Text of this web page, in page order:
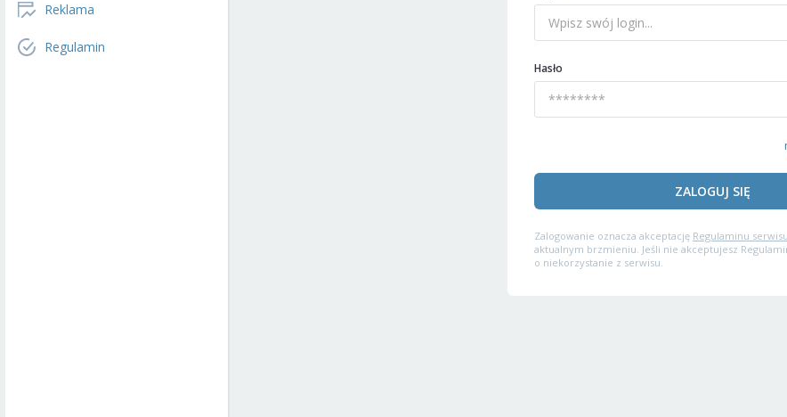
Reklama
Regulamin
Hasło
ZALOGUJ SIĘ
Zalogowanie oznacza akceptację Regulaminu serwisu
aktualnym brzmieniu. Jeśli nie akceptujesz
o niekorzystanie z serwisu.